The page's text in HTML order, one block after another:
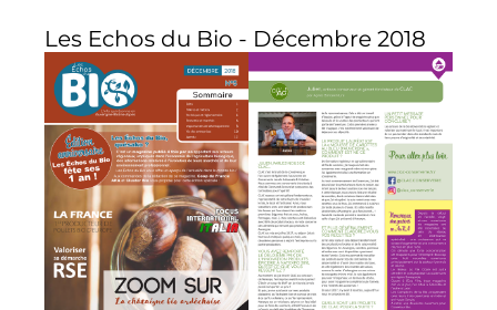
Les Echos du Bio - Décembre 2018